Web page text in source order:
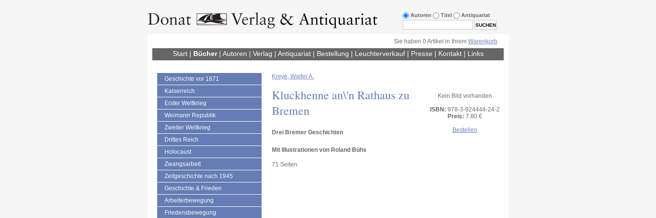
Autoren Titel Antiquariat
Sie haben 0 Artikel in Ihrem Warenkorb
Start| Bücher| Autoren | Verlag | Antiquariat| Bestellung | Leuchterverkauf| Presse | Kontakt| Links
Geschichte vor 1871
Kaiserreich
Erster Weltkrieg
Weimarer Republik
Zweiter Weltkrieg
Drittes Reich
Holocaust
Zwangsarbeit
Zeitgeschichte nach 1945
Geschichte & Frieden
Arbeiterbewegung
Friedensbewegung
Kreye, Walter A.
Kluckhenne an\'n Rathaus zu
Bremen
Drei Bremer Geschichten
Mit Illustrationen von Roland Bühs
71 Seiten
Kein Bild vorhanden
ISBN: 978-3-924444-24-2
Preis: 7.80 €
Bestellen